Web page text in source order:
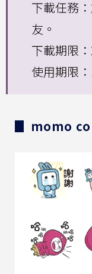
下載任務
友。
下載期限
使用期限
▊ momo co